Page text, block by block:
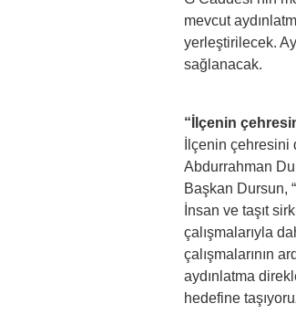
mevcut
yerleştirilecek.
sağlanacak.
“İlçenin
İlçenin
Abdurrahman
Başkan Dursun,
İnsan ve taşıt
çalışmalarıyla
çalışmalarının
aydınlatma
hedefine